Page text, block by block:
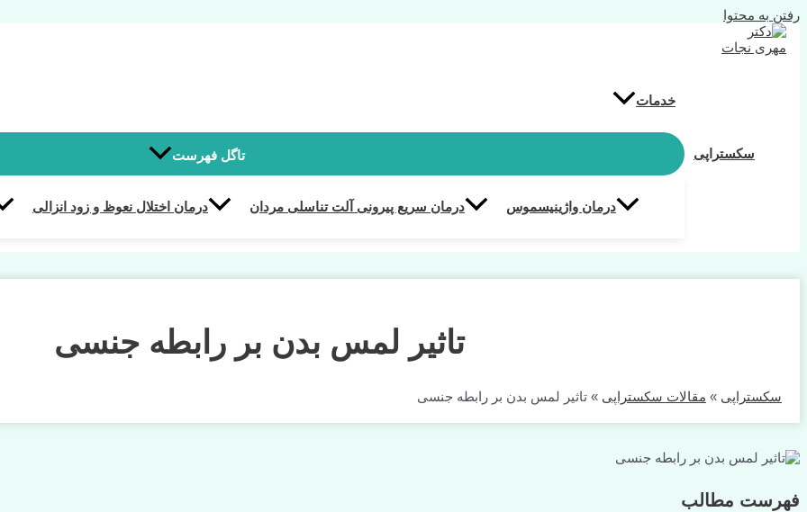
رفتن به محتوا
سکستراپی
خدمات
تاگل فهرست
درمان واژینیسموس درمان سریع پیرونی آلت تناسلی مردان درمان اختلال نعوظ و زود انزالی
تاثیر لمس بدن بر رابطه جنسی
سکستراپی » مقالات سکستراپی » تاثیر لمس بدن بر رابطه جنسی
فهرست مطالب